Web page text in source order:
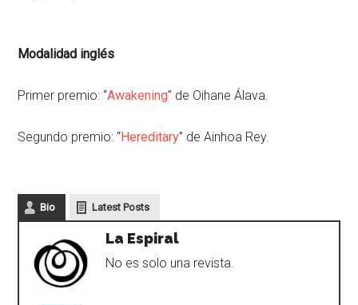
Modalidad inglés
Primer premio: “Awakening” de Oihane Álava.
Segundo premio: “Hereditary” de Ainhoa Rey.
Bio Latest Posts
La Espiral
No es solo una revista.